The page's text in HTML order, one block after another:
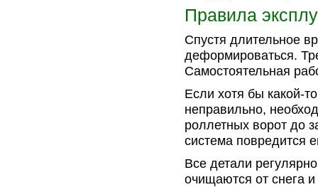
Правила
Спустя длительное
деформироваться.
Самостоятельная
Если хотя бы какой-
неправильно,
роллетных ворот до
система повредится
Все детали
очищаются от снега